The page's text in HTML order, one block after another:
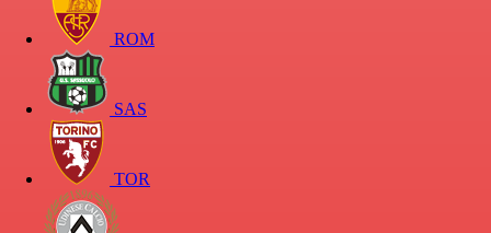
ROM
SAS
TOR